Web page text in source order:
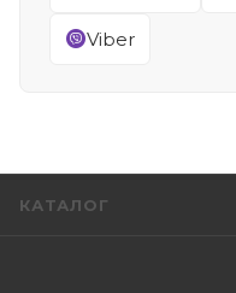
Viber
КАТАЛОГ